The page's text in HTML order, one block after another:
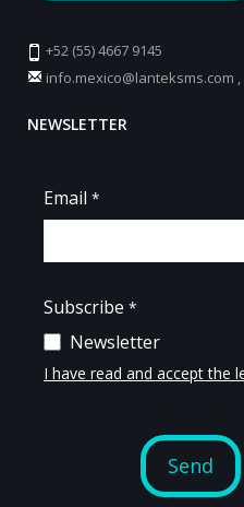
+52 (55) 4667 9145
info.mexico@lanteksms.com ,
NEWSLETTER